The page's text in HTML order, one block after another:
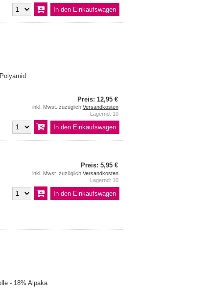
Preis: 12,95 €
inkl. Mwst. zuzüglich Versandkosten
Lagernd: 10
Preis: 5,95 €
inkl. Mwst. zuzüglich Versandkosten
Lagernd: 10
- 18% Alpaka